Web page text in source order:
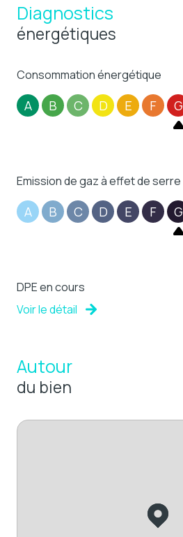
Diagnostics
énergétiques
Consommation énergétique
A B C D E F G
Emission de gaz à effet de serre
A B C D E F G
DPE en cours
Voir le détail
Autour
du bien